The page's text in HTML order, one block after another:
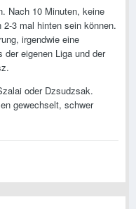
Nach 10 Minuten, keine
3 mal hinten sein können.
irgendwie eine
eigenen Liga und der
oder Dzsudzsak.
gewechselt, schwer